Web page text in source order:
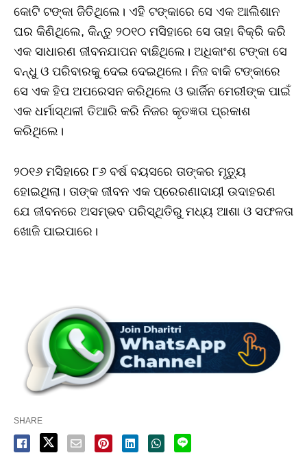
କୋଟି ଟଙ୍କା ଜିତିଥିଲେ। ଏହି ଟଙ୍କାରେ ସେ ଏକ ଆଲିଶାନ
ଘର କିଣିଥିଲେ, କିନ୍ତୁ ୨୦୧୦ ମସିହାରେ ସେ ତାହା ବିକ୍ରି କରି
ଏକ ସାଧାରଣ ଜୀବନଯାପନ ବାଛିଥିଲେ। ଅଧିକାଂଶ ଟଙ୍କା ସେ
ବନ୍ଧୁ ଓ ପରିବାରକୁ ଦେଇ ଦେଇଥିଲେ। ନିଜ ବାକି ଟଙ୍କାରେ
ସେ ଏକ ହିପ ଅପରେସନ କରିଥିଲେ ଓ ଭାର୍ଜିନ ମେରୀଙ୍କ ପାଇଁ
ଏକ ଧର୍ମାସ୍ଥଳୀ ତିଆରି କରି ନିଜର କୃତଜ୍ଞତା ପ୍ରକାଶ
କରିଥିଲେ।
୨୦୧୬ ମସିହାରେ ୮୬ ବର୍ଷ ବୟସରେ ତାଙ୍କର ମୃତ୍ୟୁ
ହୋଇଥିଲା। ତାଙ୍କ ଜୀବନ ଏକ ପ୍ରେରଣାଦାୟୀ ଉଦାହରଣ
ଯେ ଜୀବନରେ ଅସମ୍ଭବ ପରିସ୍ଥିତିରୁ ମଧ୍ୟ ଆଶା ଓ ସଫଳତା
ଖୋଜି ପାଇପାରେ।
SHARE